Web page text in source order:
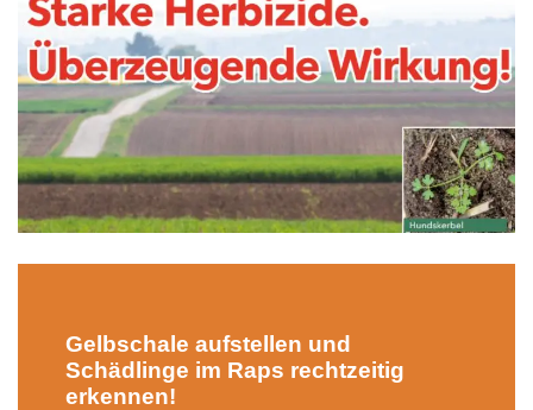
Gelbschale aufstellen und
Schädlinge im Raps rechtzeitig
erkennen!